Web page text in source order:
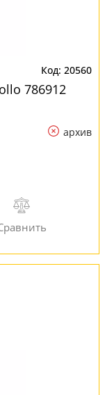
20560
786912
архив